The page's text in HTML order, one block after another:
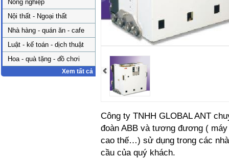
Nông nghiệp
Nội thất - Ngoại thất
Nhà hàng - quán ăn - cafe
Luật - kế toán - dịch thuật
Hoa - quà tặng - đồ chơi
Xem tất cả
Công ty TNHH GLOBAL ANT
đoàn ABB và tương đương (
cao thế…) sử dụng trong các
cầu của quý khách.